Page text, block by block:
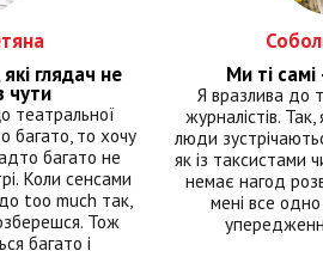
глядач не
чути
театральної
багато, то хочу
багато не
Коли сенсами
too much так,
Тож
багато і
Ми ті
Я вразлива до
журналістів.
люди
як із таксистами
немає нагод
мені все